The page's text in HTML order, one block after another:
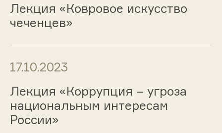
Лекция «Ковровое искусство
чеченцев»
17.10.2023
Лекция «Коррупция – угроза
национальным интересам
России»